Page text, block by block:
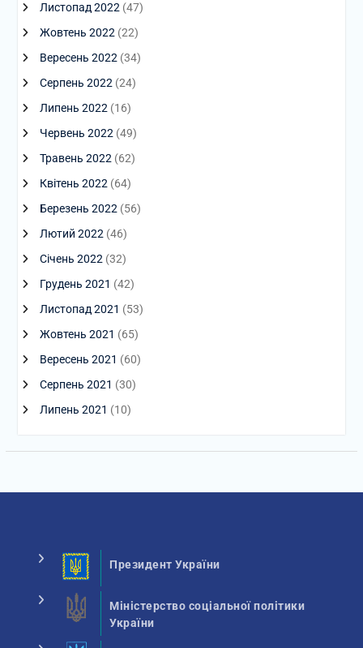
Листопад 2022 (47)
Жовтень 2022 (22)
Вересень 2022 (34)
Серпень 2022 (24)
Липень 2022 (16)
Червень 2022 (49)
Травень 2022 (62)
Квітень 2022 (64)
Березень 2022 (56)
Лютий 2022 (46)
Січень 2022 (32)
Грудень 2021 (42)
Листопад 2021 (53)
Жовтень 2021 (65)
Вересень 2021 (60)
Серпень 2021 (30)
Липень 2021 (10)
Президент України
Міністерство соціальної політики
України